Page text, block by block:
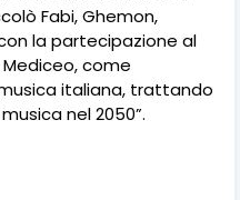
Fabi, Ghemon,
la partecipazione al
Mediceo, come
italiana, trattando
nel 2050”.